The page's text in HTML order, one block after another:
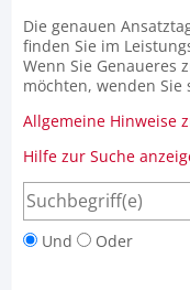
Die genauen
finden Sie im
Wenn Sie Genaueres
möchten, wenden Sie
Allgemeine Hinweise
Hilfe zur Suche
Und Oder